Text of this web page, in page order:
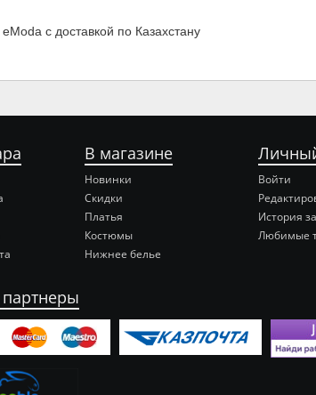
с доставкой по Казахстану
В магазине
Новинки
Скидки
Платья
Костюмы
Нижнее белье
Войти
История
Любимые